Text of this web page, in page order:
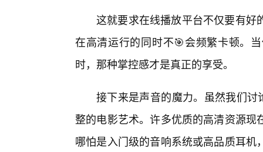
这就要求在线播放平台不仅要有好
在高清运行的同时不🎯会频繁卡顿。
时，那种掌控感才是真正的享受。
接下来是声音的魔力。虽然我们讨
整的电影艺术。许多优质的高清资源
哪怕是入门级的音响系统或高品质耳